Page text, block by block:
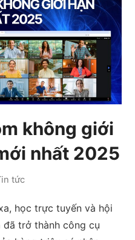
không giới
nhất 2025
tức
học trực tuyến và hội
trở thành công cụ